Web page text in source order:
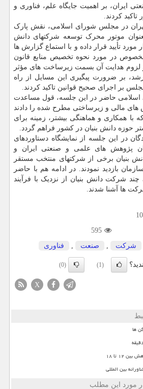
ایران، بر اهمیت جایگاه علم، فناوری و
کردند.
تهران در مجلس شورای اسلامی، نقش پارک
موتور محرک توسعه شرکتهای دانش
مورد تأیید قرار داده و با استماع گزارش ها
در مورد نحوه تخصیص منابع قانون
لزوم هدایت آن بسمت زیرساخت های مؤثر
بر ضرورت پیگیری این مسایل از راه
بر اجرای صحیح قوانین تاکید کردند.
اسلامی حاضر در این جلسه، قول مساعدت
های مالی و زیرساختی مطرح شده را دادند
با همکاری و هماهنگی بیشتر، زمینه برای
حوزه دانش بنیان در کشور فراهم گردد.
در این جلسه از نمایشگاه دستاوردهای
پژوهش های علمی و صنعتی ایران و
بنیان برخی از شرکتهای منتخب مستقر
بازدید نمودند. در ادامه هم با حاضر
شرکت دانش بنیان از نزدیک با فرآیند
ها آشنا شدند.
595
شركت صنعت فناوری
(1)
(0)
X
ها
تا ۱۸
بین المللی